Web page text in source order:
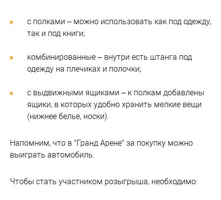
с полками – можно использовать как под одежду,
так и под книги;
комбинированные – внутри есть штанга под
одежду на плечиках и полочки;
с выдвижными ящиками – к полкам добавлены
ящики, в которых удобно хранить мелкие вещи
(нижнее белье, носки).
Напомним, что в "Гранд Арене" за покупку можно
выиграть автомобиль.
Чтобы стать участником розыгрыша, необходимо: